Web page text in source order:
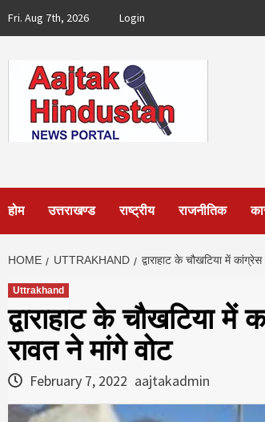
Fri. Aug 7th, 2026 Login
होम उत्तराखण्ड राष्ट्रीय राजनीतिक
HOME UTTRAKHAND द्वाराहाट के चौखटिया में
Uttrakhand
द्वाराहाट के चौखटिया
रावत ने मांगे वोट
February 7, 2022 aajtakadmin